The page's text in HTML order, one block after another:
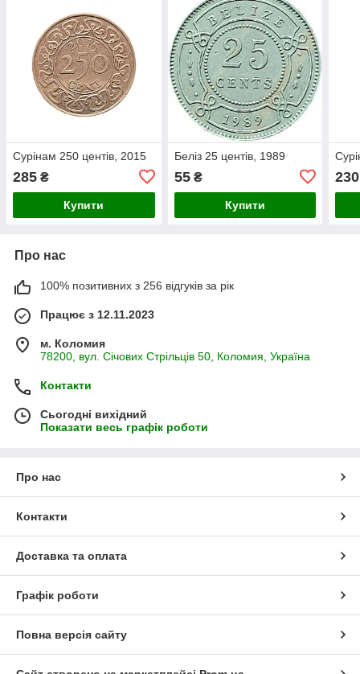
Сурінам 250 центів, 2015
285 ₴
Купити
Беліз 25 центів, 1989
55₴
Купити
230
Про нас
100% позитивних з 256 відгуків за рік
Працює з 12.11.2023
м. Коломия
78200, вул. Січових Стрільців 50, Коломия, Україна
Контакти
Сьогодні вихідний
Показати весь графік роботи
Про нас
Контакти
Доставка та оплата
Графік роботи
Повна версія сайту